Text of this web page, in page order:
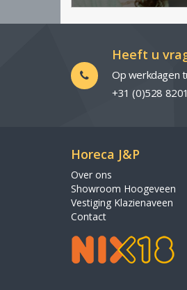
Heeft u
Op werkdagen
+31 (0)528
Horeca J&P
Over ons
Showroom Hoogeveen
Vestiging Klazienaveen
Contact